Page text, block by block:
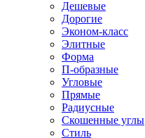
Дешевые
Дорогие
Эконом-класс
Элитные
Форма
П-образные
Угловые
Прямые
Радиусные
Скошенные углы
Стиль